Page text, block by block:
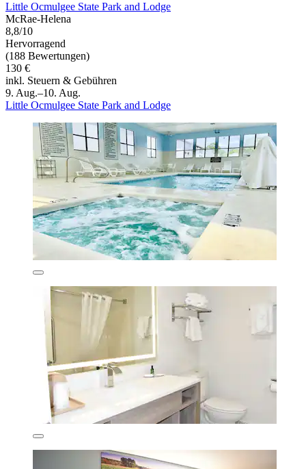
Little Ocmulgee State Park and Lodge
McRae-Helena
8,8/10
Hervorragend
(188 Bewertungen)
130 €
inkl. Steuern & Gebühren
9. Aug.–10. Aug.
Little Ocmulgee State Park and Lodge